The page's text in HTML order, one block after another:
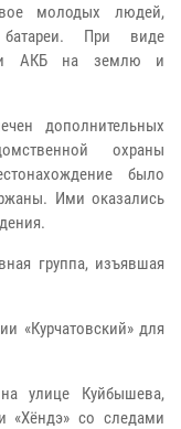
молодых людей,
батареи. При виде
АКБ на землю и
дополнительных
охраны
было
Ими оказались
группа, изъявшая
«Курчатовский» для
улице Куйбышева,
«Хёндэ» со следами